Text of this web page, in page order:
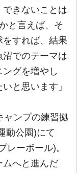
きないことは
と言えば、そ
をすれば、結果
でのテーマは
グを増やし
と思います」
ンプの練習拠
動公園)にて
レーボール)。
ムへと進んだ